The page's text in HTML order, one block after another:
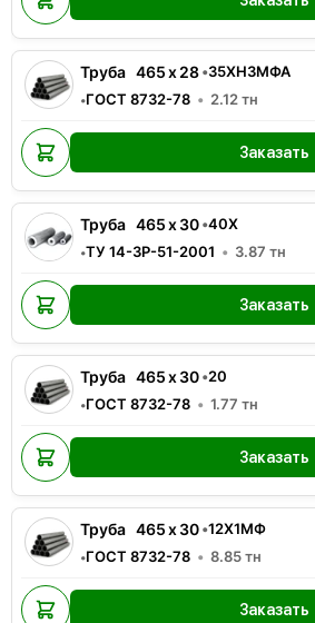
Труба 465x28•35ХН3МФА
•ГОСТ 8732-78 2.12 тн
Заказать
Труба 465x30•40Х
•ТУ 14-3Р-51-2001 3.87 тн
Заказать
Труба 465x30•20
•ГОСТ 8732-78 1.77 тн
Заказать
Труба 465x30•12Х1МФ
•ГОСТ 8732-78 8.85тн
Заказать